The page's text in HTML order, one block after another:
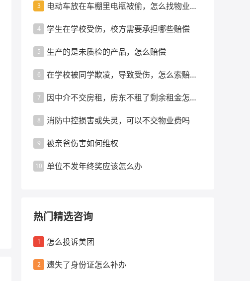
3
电动车放在车棚里电瓶被偷，怎么找物业索
4 学生在学校受伤，校方需要承担哪些赔偿
5 生产的是未质检的产品，怎么赔偿
6
在学校被同学欺凌，导致受伤，怎么索赔赔
7
因中介不交房租，房东不租了剩余租金怎么
8 消防中控损害或失灵，可以不交物业费吗
9 被亲爸伤害如何维权
10 单位不发年终奖应该怎么办
热门精选咨询
1 怎么投诉美团
2 遗失了身份证怎么补办